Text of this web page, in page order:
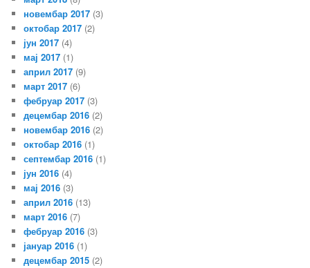
новембар 2017 (3)
октобар 2017 (2)
јун 2017 (4)
мај 2017 (1)
април 2017 (9)
март 2017 (6)
фебруар 2017 (3)
децембар 2016 (2)
новембар 2016 (2)
октобар 2016 (1)
септембар 2016 (1)
јун 2016 (4)
мај 2016 (3)
април 2016 (13)
март 2016 (7)
фебруар 2016 (3)
јануар 2016 (1)
децембар 2015 (2)